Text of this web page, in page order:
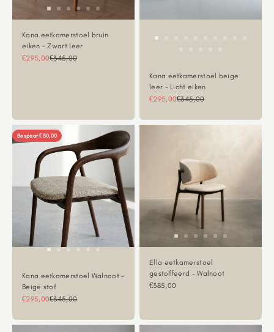
Kana eetkamerstoel bruin
eiken - Zwart leer
Aanbiedingsprijs
€295,00Normale prijs
€345,00
Kana eetkamerstoel beige
leer - Licht eiken
Aanbiedingsprijs
€295,00Normale prijs
€345,00
Bespaar €50,00
Kana eetkamerstoel Walnoot -
Beige stof
Aanbiedingsprijs
€295,00Normale prijs
€345,00
Ella eetkamerstoel
gestoffeerd - Walnoot
Aanbiedingsprijs
€385,00